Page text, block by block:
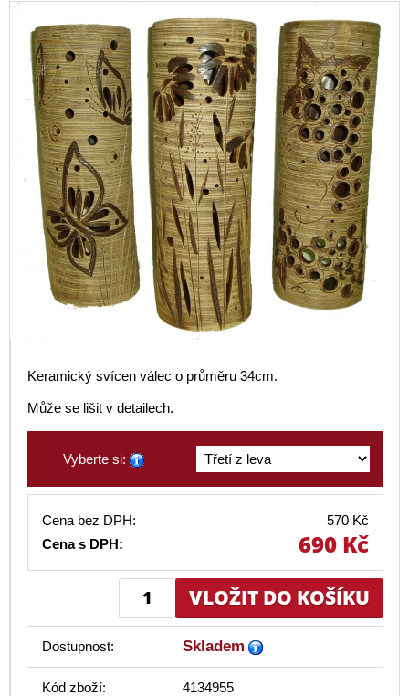
Keramický svícen válec o průměru 34cm.
Může se lišit v detailech.
Vyberte si:
Cena bez DPH:
570 Kč
Cena s DPH:
690 Kč
Dostupnost: Skladem
Kód zboží: 4134955